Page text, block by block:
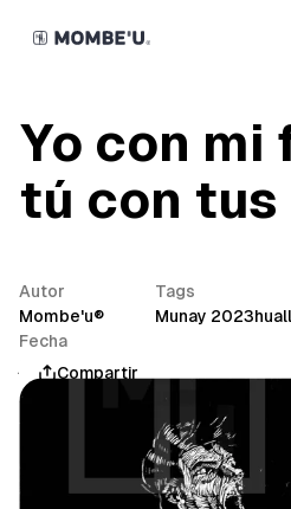
Yo con mi
tú con tus
Autor
Mombe'u®
Tags
Munay 2023
Fecha
junio 4, 2023
Compartir